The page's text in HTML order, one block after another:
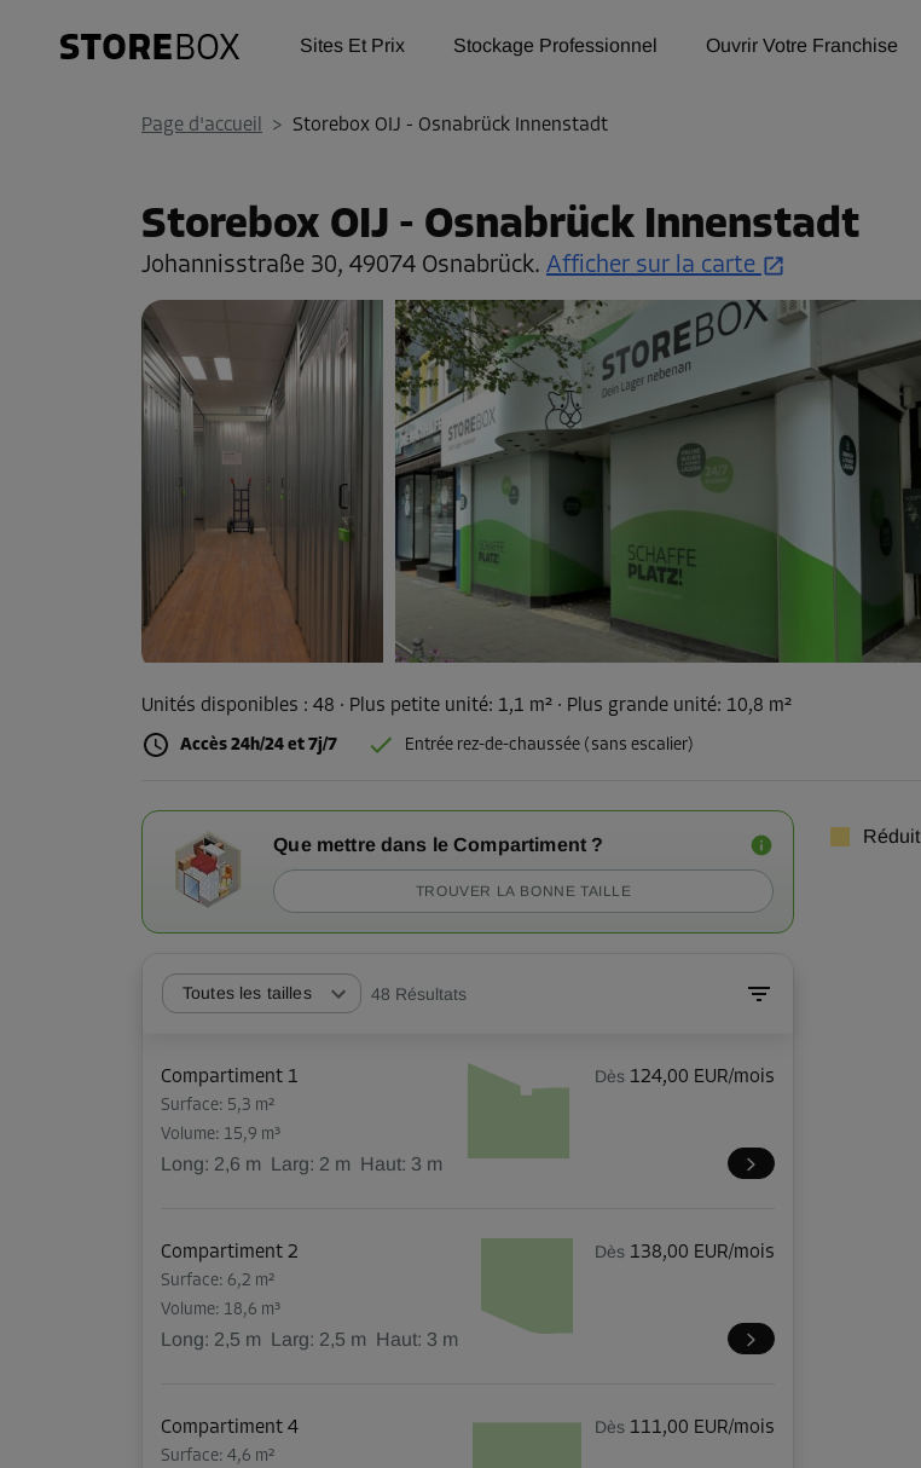
Sites Et Prix Stockage Professionnel Ouvrir Votre Franchise
Page d'accueil > Storebox OIJ - Osnabrück Innenstadt
Storebox OIJ - Osnabrück Innenstadt
Johannisstraße 30, 49074 Osnabrück. Afficher sur la carte
Unités disponibles : 48 · Plus petite unité: 1,1 m² · Plus grande unité: 10,8 m²
Accès 24h/24 et 7j/7 Entrée rez-de-chaussée (sans escalier)
Que mettre dans le Compartiment ?
TROUVER LA BONNE TAILLE
Toutes les tailles 48 Résultats
Compartiment 1
Surface: 5,3 m²
Volume: 15,9 m³
Long: 2,6 m Larg: 2 m Haut: 3 m
Dès 124,00 EUR/mois
Compartiment 2
Surface: 6,2 m²
Volume: 18,6 m³
Long: 2,5 m Larg: 2,5 m Haut: 3 m
Dès 138,00 EUR/mois
Compartiment 4
Surface: 4,6 m²
Dès 111,00 EUR/mois
Réduit